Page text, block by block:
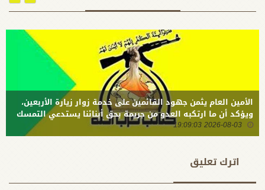
الأمين العام يثمن جهود القائمين على خدمة زوار زيارة الأربعين،
ويؤكد أن ما ارتكبه العدو من جريمة بحق أبنائنا يستدعي التمسك
بالسلاح وتطويره لردع كل من يريد بنا شراً
2026-08-03 19:09:03
اترك تعلیق